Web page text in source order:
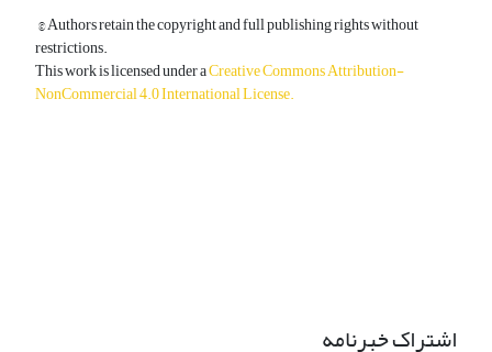
© Authors retain the copyright and full publishing rights without
restrictions.
This work is licensed under aCreative Commons Attribution-
NonCommercial 4.0 International License.
اشتراک خبرنامه